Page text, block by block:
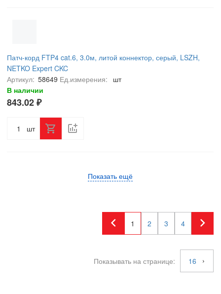
Патч-корд FTP4 cat.6, 3.0м, литой коннектор, серый, LSZH,
NETKO Expert CKC
Артикул: 58649 Ед.измерения:
шт
В наличии
843.02 ₽
шт
Показать ещё
1 2 3 4
Показывать на странице: 16